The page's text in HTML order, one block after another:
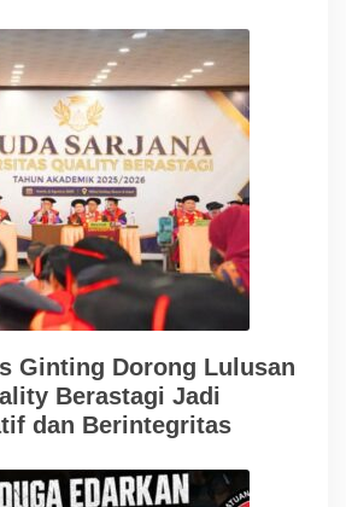
Ginting Dorong Lulusan
Berastagi Jadi
dan Berintegritas